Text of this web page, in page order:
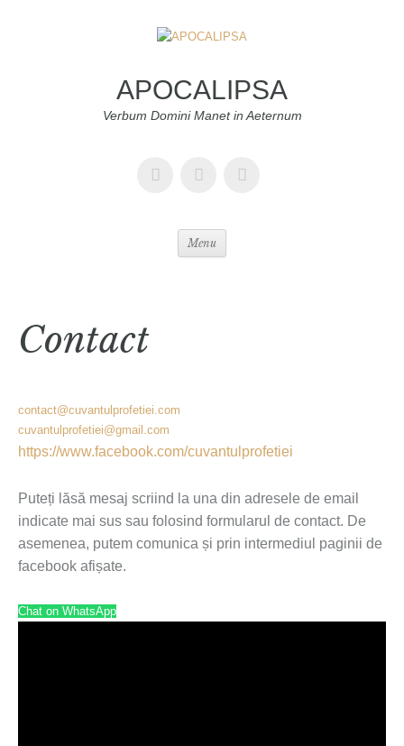
APOCALIPSA
Verbum Domini Manet in Aeternum
Menu
Contact
contact@cuvantulprofetiei.com
cuvantulprofetiei@gmail.com
https://www.facebook.com/cuvantulprofetiei
Puteți lăsă mesaj scriind la una din adresele de email
indicate mai sus sau folosind formularul de contact. De
asemenea, putem comunica și prin intermediul paginii de
facebook afișate.
Chat on WhatsApp